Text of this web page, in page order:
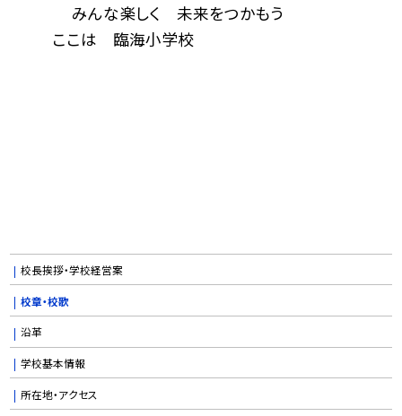
みんな楽しく 未来をつかもう
ここは 臨海小学校
校長挨拶・学校経営案
校章・校歌
沿革
学校基本情報
所在地・アクセス